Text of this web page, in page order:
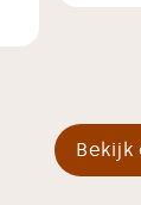
Bekijk